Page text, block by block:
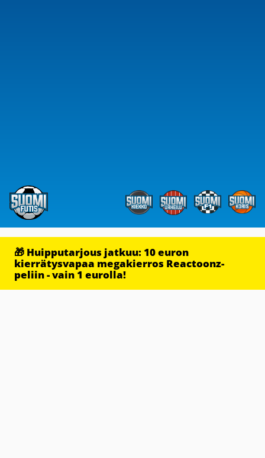
🎁 Huipputarjous jatkuu: 10 euron
kierrätysvapaa megakierros Reactoonz-
peliin - vain 1 eurolla!